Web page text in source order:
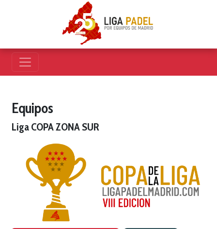
Equipos
Liga COPA ZONA SUR